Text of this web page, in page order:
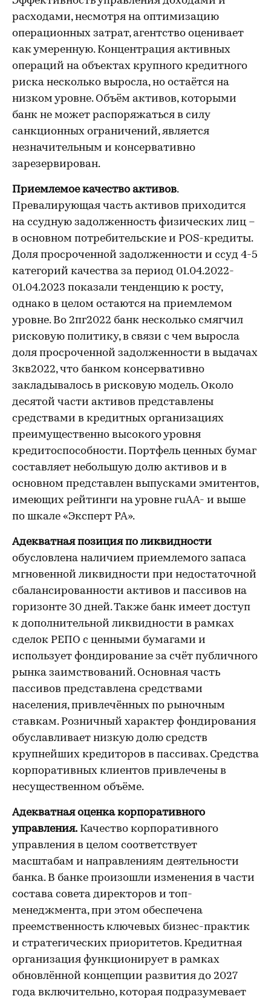
расходами, несмотря на оптимизацию
операционных затрат, агентство оценивает
как умеренную. Концентрация активных
операций на объектах крупного кредитного
риска несколько выросла, но остаётся на
низком уровне. Объём активов, которыми
банк не может распоряжаться в силу
санкционных ограничений, является
незначительным и консервативно
зарезервирован.
Приемлемое качество активов.
Превалирующая часть активов приходится
на ссудную задолженность физических лиц –
в основном потребительские и POS-кредиты.
Доля просроченной задолженности и ссуд 4-5
категорий качества за период 01.04.2022-
01.04.2023 показали тенденцию к росту,
однако в целом остаются на приемлемом
уровне. Во 2пг2022 банк несколько смягчил
рисковую политику, в связи с чем выросла
доля просроченной задолженности в выдачах
3кв2022, что банком консервативно
закладывалось в рисковую модель. Около
десятой части активов представлены
средствами в кредитных организациях
преимущественно высокого уровня
кредитоспособности. Портфель ценных бумаг
составляет небольшую долю активов и в
основном представлен выпусками эмитентов,
имеющих рейтинги на уровне ruAA- и выше
по шкале «Эксперт РА».
Адекватная позиция по ликвидности
обусловлена наличием приемлемого запаса
мгновенной ликвидности при недостаточной
сбалансированности активов и пассивов на
горизонте 30 дней. Также банк имеет доступ
к дополнительной ликвидности в рамках
сделок РЕПО с ценными бумагами и
использует фондирование за счёт публичного
рынка заимствований. Основная часть
пассивов представлена средствами
населения, привлечённых по рыночным
ставкам. Розничный характер фондирования
обуславливает низкую долю средств
крупнейших кредиторов в пассивах. Средства
корпоративных клиентов привлечены в
несущественном объёме.
Адекватная оценка корпоративного
управления. Качество корпоративного
управления в целом соответствует
масштабам и направлениям деятельности
банка. В банке произошли изменения в части
состава совета директоров и топ-
менеджмента, при этом обеспечена
преемственность ключевых бизнес-практик
и стратегических приоритетов. Кредитная
организация функционирует в рамках
обновлённой концепции развития до 2027
года включительно, которая подразумевает